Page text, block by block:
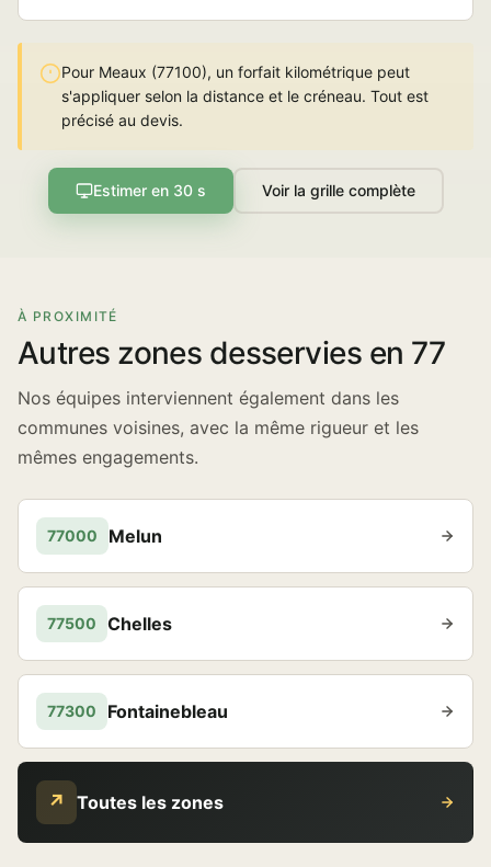
Pour Meaux (77100), un forfait kilométrique peut
s'appliquer selon la distance et le créneau. Tout est
précisé au devis.
Estimer en 30 s Voir la grille complète
À PROXIMITÉ
Autres zones desservies en 77
Nos équipes interviennent également dans les
communes voisines, avec la même rigueur et les
mêmes engagements.
77000 Melun
77500 Chelles
77300 Fontainebleau
↗ Toutes les zones